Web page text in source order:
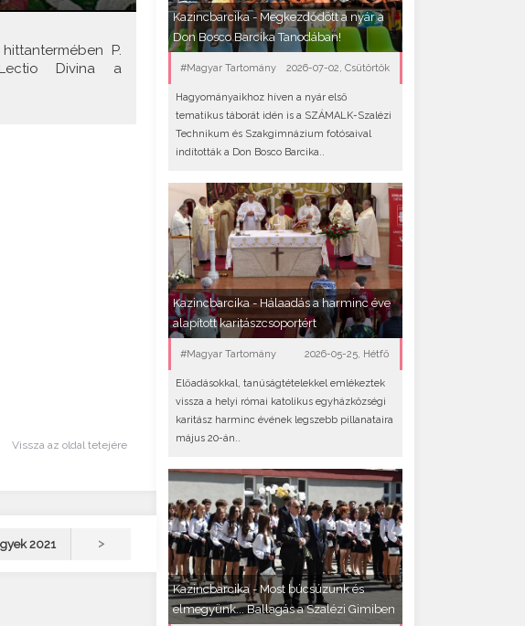
P.
Divina a
Vissza az oldal tetejére
Kazincbarcika - Megkezdődött a nyár a
Don Bosco Barcika Tanodában!
#Magyar Tartomány 2026-07-02, Csütörtök
Hagyományaikhoz híven a nyár első
tematikus táborát idén is a SZÁMALK-Szalézi
Technikum és Szakgimnázium fotósaival
indították a Don Bosco Barcika..
Kazincbarcika - Hálaadás a harminc éve
alapított karitászcsoportért
#Magyar Tartomány 2026-05-25, Hétfő
Előadásokkal, tanúságtételekkel emlékeztek
vissza a helyi római katolikus egyházközségi
karitász harminc évének legszebb pillanataira
május 20-án..
Kazincbarcika - Most búcsúzunk és
elmegyünk... Ballagás a Szalézi Gimiben
2021 >